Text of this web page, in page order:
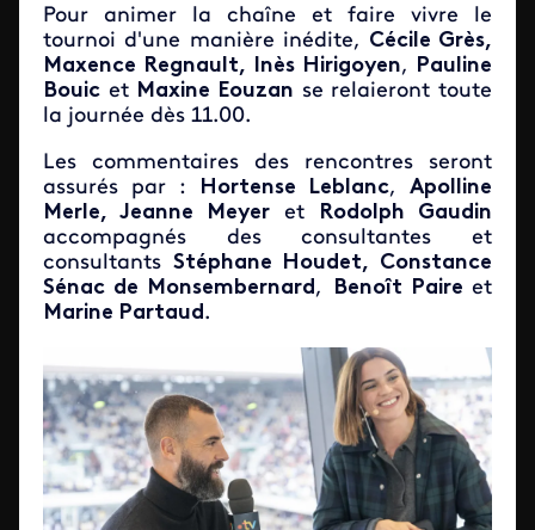
Pour animer la chaîne et faire vivre le
tournoi d'une manière inédite, Cécile Grès,
Maxence Regnault, Inès Hirigoyen, Pauline
Bouic et Maxine Eouzan se relaieront toute
la journée dès 11.00.
Les commentaires des rencontres seront
assurés par :
Hortense Leblanc, Apolline
Merle, Jeanne Meyer et
Rodolph Gaudin
accompagnés des consultantes et
consultants Stéphane Houdet, Constance
Sénac de Monsembernard, Benoît Paireet
Marine Partaud.